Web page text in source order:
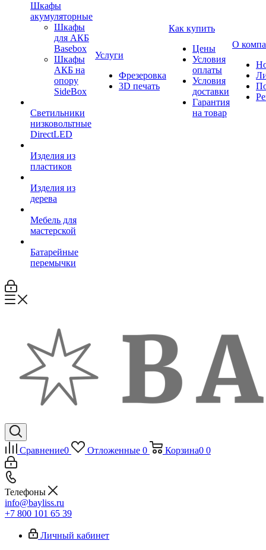
Шкафы
акумуляторные
Шкафы
для АКБ
Basebox
Шкафы
АКБ на
опору
SideBox
Светильники
низковольтные
DirectLED
Изделия из
пластиков
Изделия из
дерева
Мебель для
мастерской
Батарейные
перемычки
Услуги
Фрезеровка
3D печать
Как купить
Цены
Условия
оплаты
Условия
доставки
Гарантия
на товар
О
Сравнение0 Отложенные 0 Корзина0 0
Телефоны
info@bayliss.ru
+7 800 101 65 39
Личный кабинет